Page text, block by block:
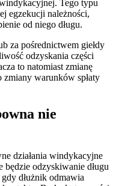
Tego typu
egzekucji należności,
od niego długu.
za pośrednictwem giełdy
odzyskania części
to natomiast zmianę
warunków spłaty
nie
działania windykacyjne
będzie odzyskiwanie długu
dłużnik odmawia